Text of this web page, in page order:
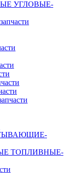
УГЛОВЫЕ-
ТОПЛИВНЫЕ-